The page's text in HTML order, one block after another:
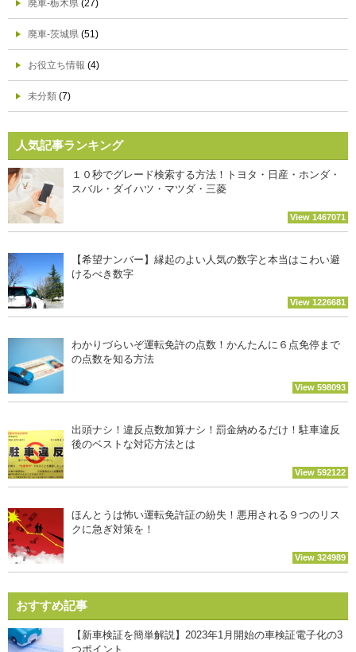
廃車-栃木県 (27)
廃車-茨城県 (51)
お役立ち情報 (4)
未分類 (7)
人気記事ランキング
１０秒でグレード検索する方法！トヨタ・日産・ホンダ・
スバル・ダイハツ・マツダ・三菱
View 1467071
【希望ナンバー】縁起のよい人気の数字と本当はこわい避
けるべき数字
View 1226681
わかりづらいぞ運転免許の点数！かんたんに６点免停まで
の点数を知る方法
View 598093
出頭ナシ！違反点数加算ナシ！罰金納めるだけ！駐車違反
後のベストな対応方法とは
View 592122
ほんとうは怖い運転免許証の紛失！悪用される９つのリス
クに急ぎ対策を！
View 324989
おすすめ記事
【新車検証を簡単解説】2023年1月開始の車検証電子化の3
つポイント